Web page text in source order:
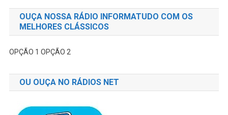
OUÇA NOSSA RÁDIO INFORMATUDO COM OS
MELHORES CLÁSSICOS
OPÇÃO 1 OPÇÃO 2
OU OUÇA NO RÁDIOS NET